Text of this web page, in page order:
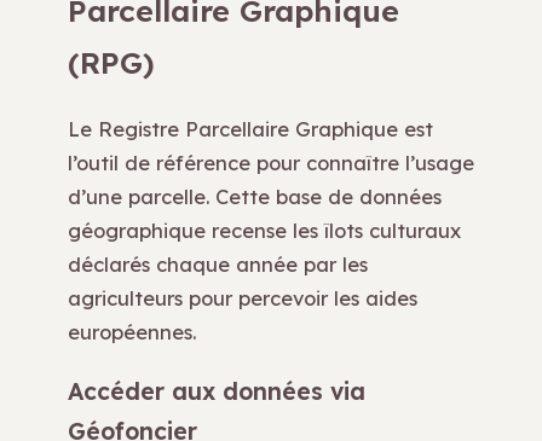
Parcellaire Graphique
(RPG)
Le Registre Parcellaire Graphique est
l’outil de référence pour connaître l’usage
d’une parcelle. Cette base de données
géographique recense les îlots culturaux
déclarés chaque année par les
agriculteurs pour percevoir les aides
européennes.
Accéder aux données via
Géofoncier